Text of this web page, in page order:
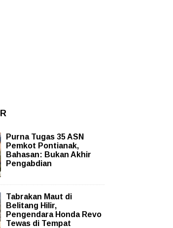
Purna Tugas 35 ASN
Pemkot Pontianak,
Bahasan: Bukan Akhir
Pengabdian
Tabrakan Maut di
Belitang Hilir,
Pengendara Honda Revo
Tewas di Tempat